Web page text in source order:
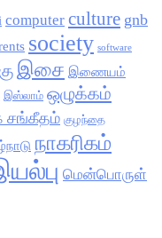
computer culture gnb
society software
இசை இணையம்
இஸ்லாம் ஒழுக்கம்
சங்கீதம் குழந்தை
நாகரிகம்
மென்பொருள்